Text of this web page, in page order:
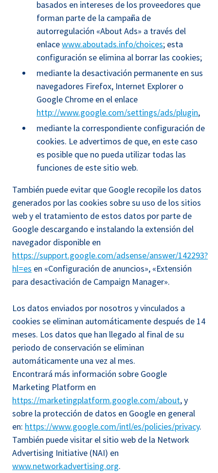
basados en intereses de los proveedores que
forman parte de la campaña de
autorregulación «About Ads» a través del
enlacewww.aboutads.info/choices; esta
configuración se elimina al borrar las cookies;
mediante la desactivación permanente en sus
navegadores Firefox, Internet Explorer o
Google Chrome en el enlace
http://www.google.com/settings/ads/plugin,
mediante la correspondiente configuración de
cookies. Le advertimos de que, en este caso
es posible que no pueda utilizar todas las
funciones de este sitio web.
También puede evitar que Google recopile los datos
generados por las cookies sobre su uso de los sitios
web y el tratamiento de estos datos por parte de
Google descargando e instalando la extensión del
navegador disponible en
https://support.google.com/adsense/answer/142293?
hl=es en «Configuración de anuncios», «Extensión
para desactivación de Campaign Manager».
Los datos enviados por nosotros y vinculados a
cookies se eliminan automáticamente después de 14
meses. Los datos que han llegado al final de su
periodo de conservación se eliminan
automáticamente una vez al mes.
Encontrará más información sobre Google
Marketing Platform en
https://marketingplatform.google.com/about, y
sobre la protección de datos en Google en general
en: https://www.google.com/intl/es/policies/privacy.
También puede visitar el sitio web de la Network
Advertising Initiative (NAI) en
www.networkadvertising.org.